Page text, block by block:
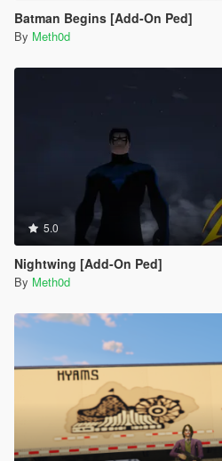
Batman Begins [Add-On Ped]
By Meth0d
5.0
Nightwing [Add-On Ped]
By Meth0d